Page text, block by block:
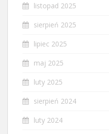
listopad 2025
sierpień 2025
lipiec 2025
maj 2025
luty 2025
sierpień 2024
luty 2024